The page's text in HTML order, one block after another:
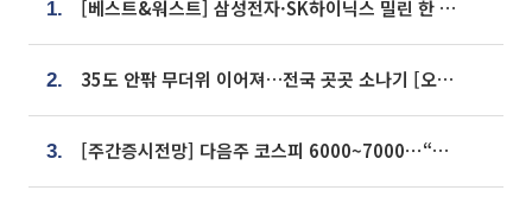
1. [베스트&워스트] 삼성전자·SK하이닉스 밀린 한 주…상상인증권은 85% 급등
2. 35도 안팎 무더위 이어져…전국 곳곳 소나기 [오늘 날씨]
3. [주간증시전망] 다음주 코스피 6000~7000⋯“外人 수급은 정책이 변수”